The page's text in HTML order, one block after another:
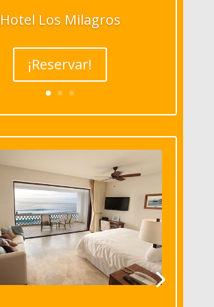
Hotel Los Milagros
¡Reservar!